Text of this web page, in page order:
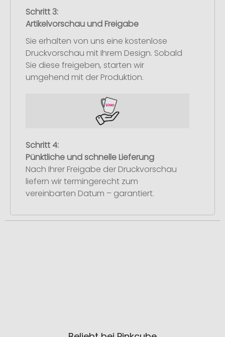
Schritt 3:
Artikelvorschau und Freigabe
Sie erhalten von uns eine kostenlose
Druckvorschau mit Ihrem Design. Sobald
Sie diese freigeben, starten wir
umgehend mit der Produktion.
Schritt 4:
Pünktliche und schnelle Lieferung
Nach Ihrer Freigabe der Druckvorschau
liefern wir termingerecht zum
vereinbarten Datum – garantiert.